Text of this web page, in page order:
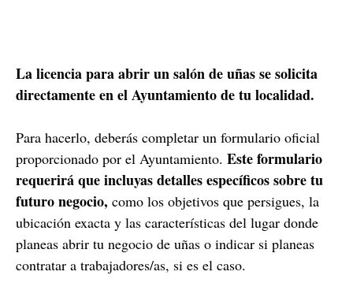
La licencia para abrir un salón de uñas se solicita
directamente en el Ayuntamiento de tu localidad.
Para hacerlo, deberás completar un formulario oficial
proporcionado por el Ayuntamiento. Este formulario
requerirá que incluyas detalles específicos sobre tu
futuro negocio, como los objetivos que persigues, la
ubicación exacta y las características del lugar donde
planeas abrir tu negocio de uñas o indicar si planeas
contratar a trabajadores/as, si es el caso.